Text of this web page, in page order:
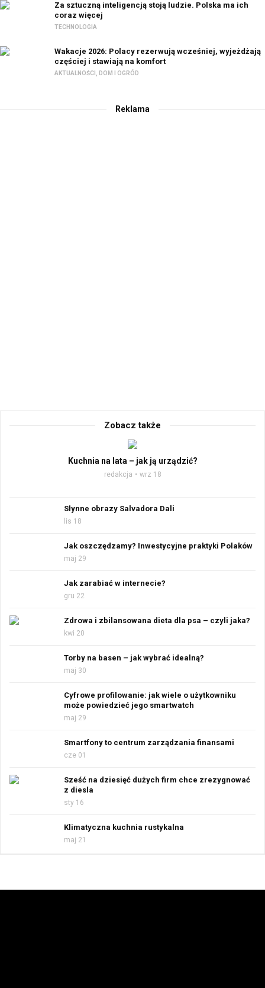
Za sztuczną inteligencją stoją ludzie. Polska ma ich
coraz więcej
TECHNOLOGIA
Wakacje 2026: Polacy rezerwują wcześniej, wyjeżdżają
częściej i stawiają na komfort
AKTUALNOŚCI DOM I OGRÓD
Reklama
Zobacz także
Kuchnia na lata – jak ją urządzić?
redakcja wrz 18
Słynne obrazy Salvadora Dali
lis 18
Jak oszczędzamy? Inwestycyjne praktyki Polaków
maj 29
Jak zarabiać w internecie?
gru 22
Zdrowa i zbilansowana dieta dla psa – czyli jaka?
kwi 20
Torby na basen – jak wybrać idealną?
maj 30
Cyfrowe profilowanie: jak wiele o użytkowniku
może powiedzieć jego smartwatch
maj 29
Smartfony to centrum zarządzania finansami
cze 01
Sześć na dziesięć dużych firm chce zrezygnować
z diesla
sty 16
Klimatyczna kuchnia rustykalna
maj 21